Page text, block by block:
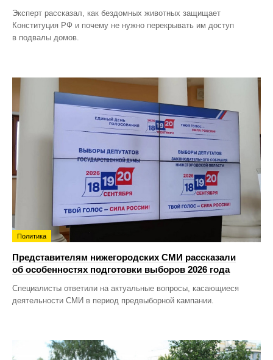
Эксперт рассказал, как бездомных животных защищает
Конституция РФ и почему не нужно перекрывать им доступ
в подвалы домов.
Политика
Представителям нижегородских СМИ рассказали
об особенностях подготовки выборов 2026 года
Специалисты ответили на актуальные вопросы, касающиеся
деятельности СМИ в период предвыборной кампании.